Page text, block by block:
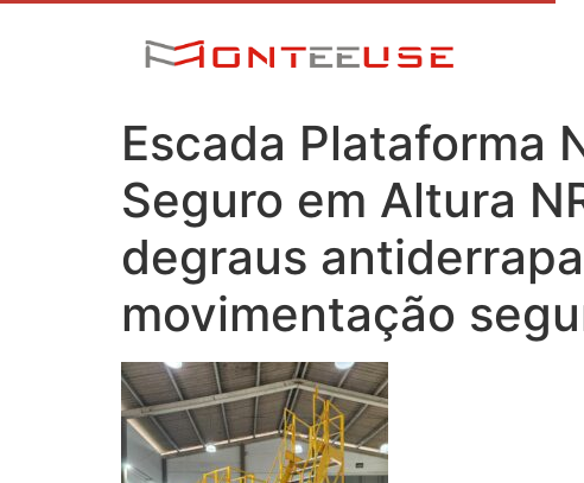
Escada Plataforma
Seguro em Altura
degraus
movimentação